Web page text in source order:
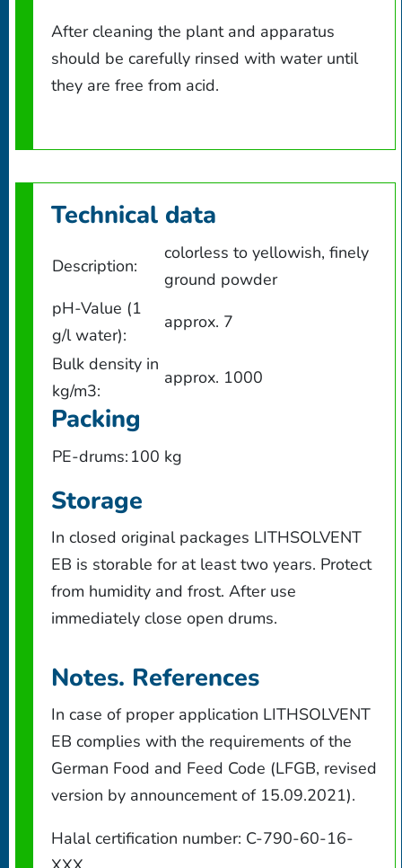
After cleaning the plant and apparatus
should be carefully rinsed with water until
they are free from acid.
Technical data
Description:
colorless to yellowish, finely
ground powder
pH-Value (1
g/l water):
approx. 7
Bulk density in
kg/m3:
approx. 1000
Packing
PE-drums: 100 kg
Storage
In closed original packages LITHSOLVENT
EB is storable for at least two years. Protect
from humidity and frost. After use
immediately close open drums.
Notes. References
In case of proper application LITHSOLVENT
EB complies with the requirements of the
German Food and Feed Code (LFGB, revised
version by announcement of 15.09.2021).
Halal certification number: C-790-60-16-